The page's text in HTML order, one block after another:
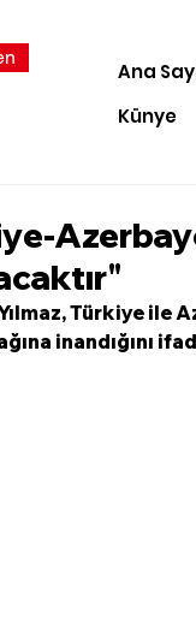
Ana
Künye
Yılmaz, Türkiye
inandığını